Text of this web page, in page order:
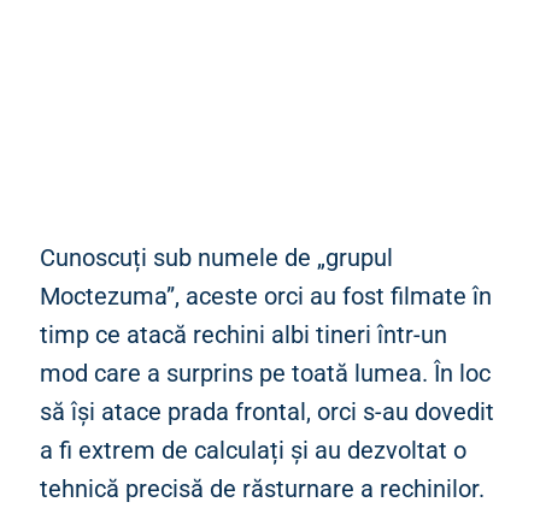
Cunoscuți sub numele de „grupul
Moctezuma”, aceste orci au fost filmate în
timp ce atacă rechini albi tineri într-un
mod care a surprins pe toată lumea. În loc
să își atace prada frontal, orci s-au dovedit
a fi extrem de calculați și au dezvoltat o
tehnică precisă de răsturnare a rechinilor.